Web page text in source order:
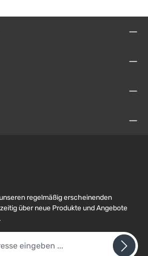
regelmäßig erscheinenden
über neue Produkte und Angebote